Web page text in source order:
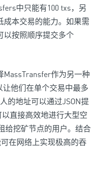
中只能有100 txs，另
成本交易的能力。如果需
以按照顺序提交多个
作为另一种
让他们在单个交易中最多
的地址可以通过JSON提
直接高效地进行大型空
给挖矿节点的用户。结合
在网络上实现极高的吞